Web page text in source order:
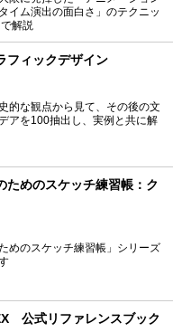
イム演出の面白さ」のテクニッ
解説
フィックデザイン
的な観点から見て、その後の文
アを100抽出し、実例と共に解
ためのスケッチ練習帳：ク
めのスケッチ練習帳」シリーズ
公式リファレンスブック